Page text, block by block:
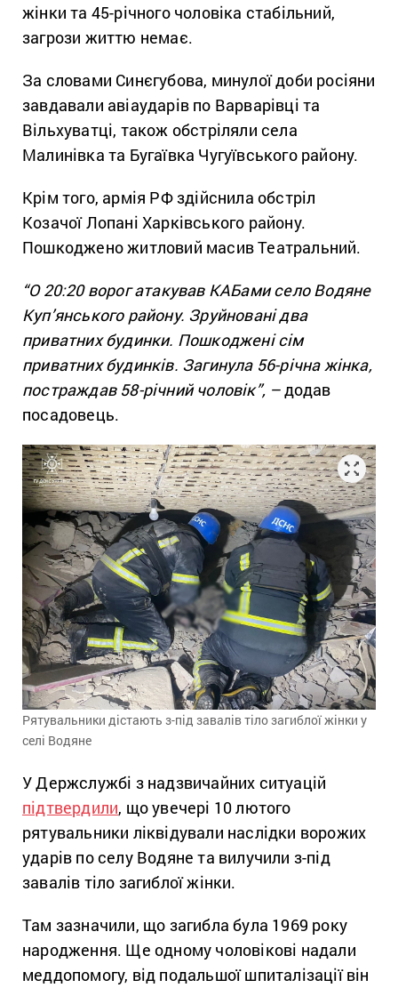
жінки та 45-річного чоловіка стабільний,
загрози життю немає.
За словами Синєгубова, минулої доби росіяни
завдавали авіаударів по Варварівці та
Вільхуватці, також обстріляли села
Малинівка та Бугаївка Чугуївського району.
Крім того, армія РФ здійснила обстріл
Козачої Лопані Харківського району.
Пошкоджено житловий масив Театральний.
“О 20:20 ворог атакував КАБами село Водяне
Куп’янського району. Зруйновані два
приватних будинки. Пошкоджені сім
приватних будинків. Загинула 56-річна жінка,
постраждав 58-річний чоловік”, –додав
посадовець.
Рятувальники дістають з-під завалів тіло загиблої жінки у
селі Водяне
У Держслужбі з надзвичайних ситуацій
підтвердили, що увечері 10 лютого
рятувальники ліквідували наслідки ворожих
ударів по селу Водяне та вилучили з-під
завалів тіло загиблої жінки.
Там зазначили, що загибла була 1969 року
народження. Ще одному чоловікові надали
меддопомогу, від подальшої шпиталізації він